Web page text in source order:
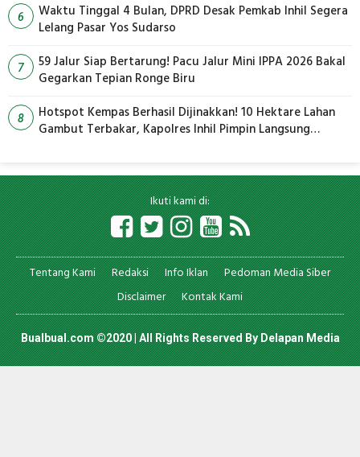
6
Waktu Tinggal 4 Bulan, DPRD Desak Pemkab Inhil Segera
Lelang Pasar Yos Sudarso
7
59 Jalur Siap Bertarung! Pacu Jalur Mini IPPA 2026 Bakal
Gegarkan Tepian Ronge Biru
8
Hotspot Kempas Berhasil Dijinakkan! 10 Hektare Lahan
Gambut Terbakar, Kapolres Inhil Pimpin Langsung
Ikuti kami di:
Tentang Kami Redaksi Info Iklan
Pedoman Media Siber
Disclaimer
Kontak Kami
Bualbual.com ©2020 | All Rights Reserved ByDelapan Media